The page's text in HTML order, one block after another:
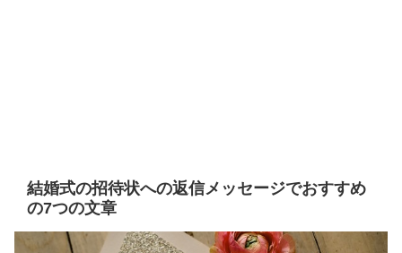
結婚式の招待状への返信メッセージでおすすめ
の7つの文章